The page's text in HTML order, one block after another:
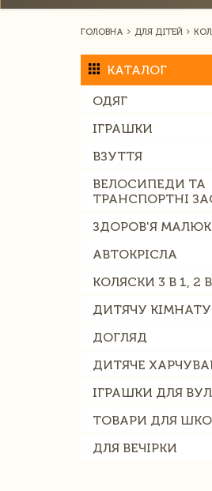
ГОЛОВНА ДЛЯ ДІТЕЙ
КАТАЛОГ
ОДЯГ
ІГРАШКИ
ВЗУТТЯ
ВЕЛОСИПЕДИ ТА
ТРАНСПОРТНІ
ЗДОРОВ'Я
АВТОКРІСЛА
КОЛЯСКИ 3 В 1, 2
ДИТЯЧУ КІМНАТУ
ДОГЛЯД
ДИТЯЧЕ
ІГРАШКИ ДЛЯ
ТОВАРИ ДЛЯ
ДЛЯ ВЕЧІРКИ